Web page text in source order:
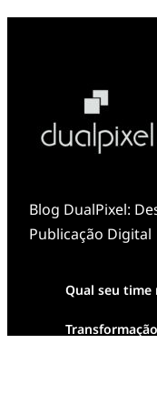
Blog DualPixel:
Publicação Digital
Qual seu time